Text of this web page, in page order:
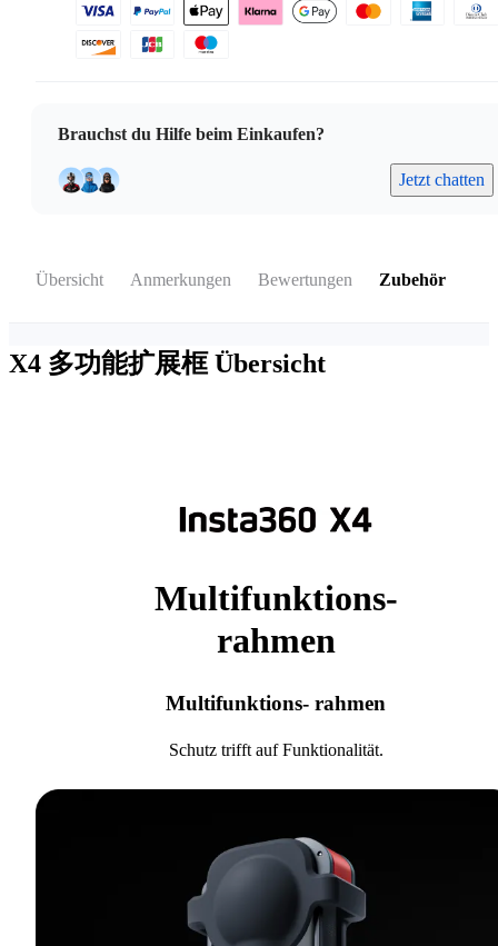
Brauchst du Hilfe beim Einkaufen?
Jetzt chatten
Übersicht Anmerkungen Bewertungen Zubehör
X4 多功能扩展框Übersicht
Multifunktions-
rahmen
Multifunktions- rahmen
Schutz trifft auf Funktionalität.